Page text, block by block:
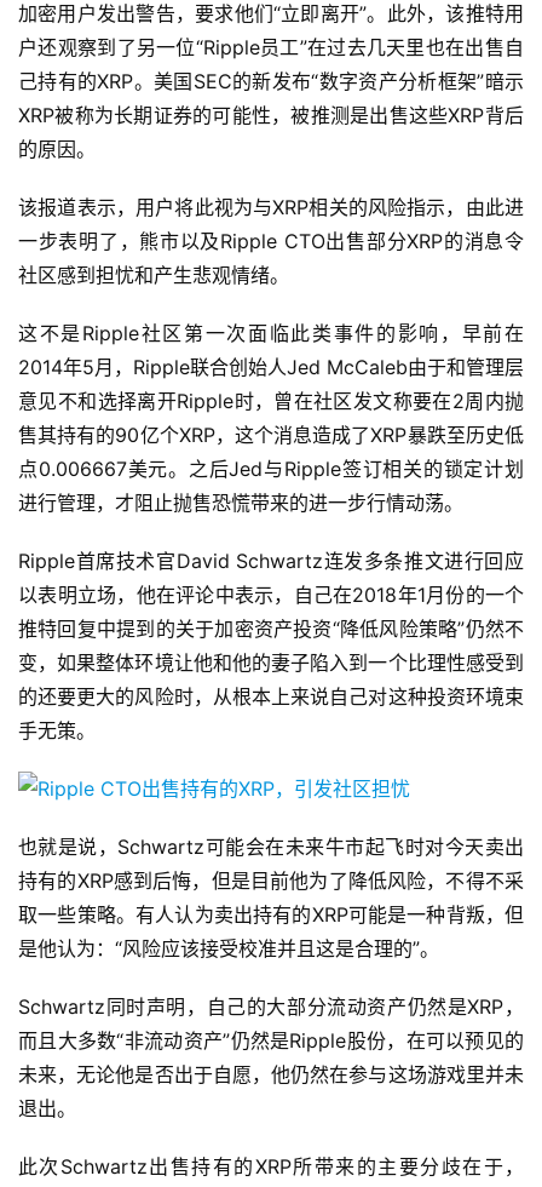
加密用户发出警告，要求他们“立即离开”。此外，该推特用
户还观察到了另一位“Ripple员工”在过去几天里也在出售自
己持有的XRP。美国SEC的新发布“数字资产分析框架”暗示
XRP被称为长期证券的可能性，被推测是出售这些XRP背后
的原因。
该报道表示，用户将此视为与XRP相关的风险指示，由此进
一步表明了，熊市以及Ripple CTO出售部分XRP的消息令
社区感到担忧和产生悲观情绪。
这不是Ripple社区第一次面临此类事件的影响，早前在
2014年5月，Ripple联合创始人Jed McCaleb由于和管理层
意见不和选择离开Ripple时，曾在社区发文称要在2周内抛
售其持有的90亿个XRP，这个消息造成了XRP暴跌至历史低
点0.006667美元。之后Jed与Ripple签订相关的锁定计划
进行管理，才阻止抛售恐慌带来的进一步行情动荡。
Ripple首席技术官David Schwartz连发多条推文进行回应
以表明立场，他在评论中表示，自己在2018年1月份的一个
推特回复中提到的关于加密资产投资“降低风险策略”仍然不
变，如果整体环境让他和他的妻子陷入到一个比理性感受到
的还要更大的风险时，从根本上来说自己对这种投资环境束
手无策。
也就是说，Schwartz可能会在未来牛市起飞时对今天卖出
持有的XRP感到后悔，但是目前他为了降低风险，不得不采
取一些策略。有人认为卖出持有的XRP可能是一种背叛，但
是他认为：“风险应该接受校准并且这是合理的”。
Schwartz同时声明，自己的大部分流动资产仍然是XRP，
而且大多数“非流动资产”仍然是Ripple股份，在可以预见的
未来，无论他是否出于自愿，他仍然在参与这场游戏里并未
退出。
此次Schwartz出售持有的XRP所带来的主要分歧在于，